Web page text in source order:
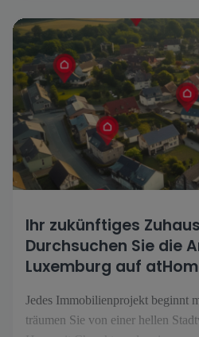
Genau das ermöglicht die
vereinfachte Suche im Alltag [...].
Ihr zukünftiges
Durchsuchen Sie die
Luxemburg auf
Jedes Immobilienprojekt beginnt
träumen Sie von einer hellen